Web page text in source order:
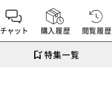
チャット 購入履歴 閲覧履歴
特集一覧